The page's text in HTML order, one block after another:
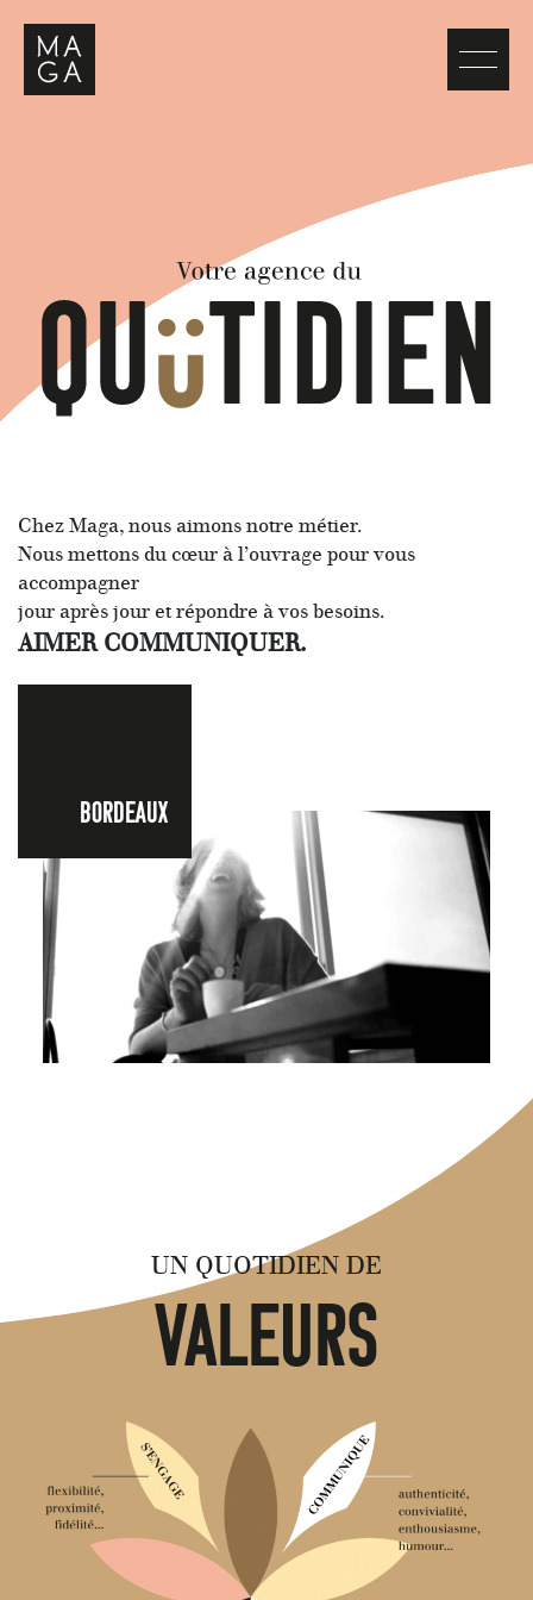
Chez Maga, nous aimons notre métier.
Nous mettons du cœur à l’ouvrage pour vous
accompagner
jour après jour et répondre à vos besoins.
AIMER COMMUNIQUER.
BORDEAUX
Un quotidien de
valeurs